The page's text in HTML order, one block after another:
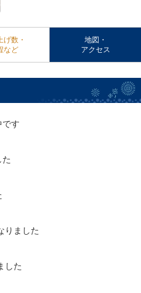
げ数・
など
地図・
アクセス
す
りました
した